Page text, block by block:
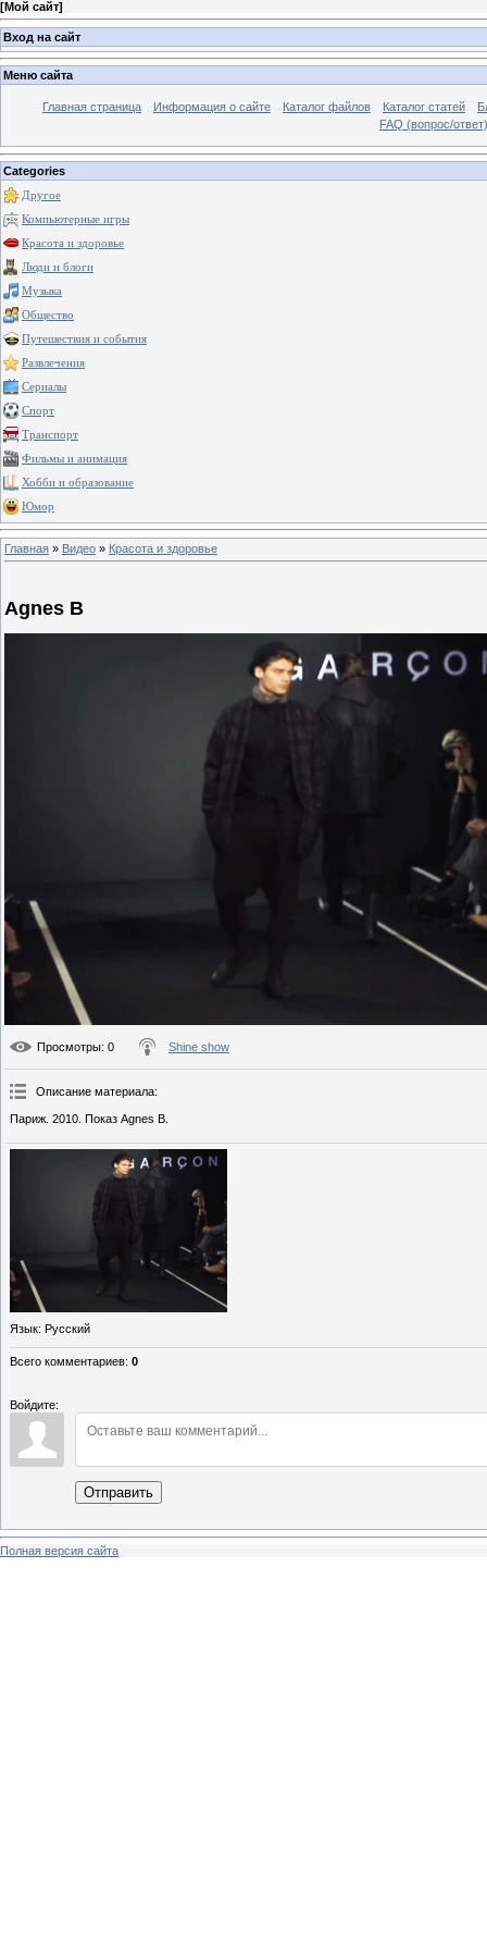
[Мой сайт]
Вход на сайт
Меню сайта
Главная страница Информация о сайте Каталог файлов Каталог статей
FAQ (вопрос/ответ)
Categories
Другое
Компьютерные игры
Красота и здоровье
Люди и блоги
Музыка
Общество
Путешествия и события
Развлечения
Сериалы
Спорт
Транспорт
Фильмы и анимация
Хобби и образование
Юмор
Главная » Видео » Красота и здоровье
Agnes B
Просмотры: 0 Shine show
Описание материала:
Париж. 2010. Показ Agnes B.
Язык: Русский
Всего комментариев: 0
Войдите:
Отправить
Полная версия сайта